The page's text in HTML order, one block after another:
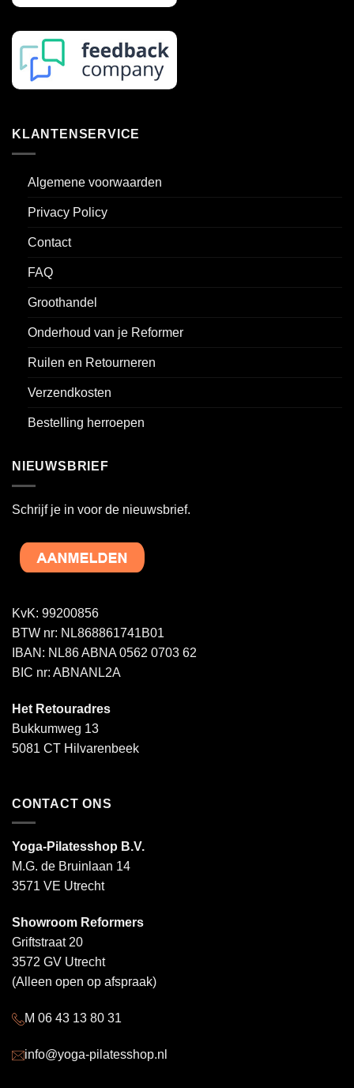
KLANTENSERVICE
Algemene voorwaarden
Privacy Policy
Contact
FAQ
Groothandel
Onderhoud van je Reformer
Ruilen en Retourneren
Verzendkosten
Bestelling herroepen
NIEUWSBRIEF
Schrijf je in voor de nieuwsbrief.
KvK: 99200856
BTW nr: NL868861741B01
IBAN: NL86 ABNA 0562 0703 62
BIC nr: ABNANL2A
Het Retouradres
Bukkumweg 13
5081 CT Hilvarenbeek
CONTACT ONS
Yoga-Pilatesshop B.V.
M.G. de Bruinlaan 14
3571 VE Utrecht
Showroom Reformers
Griftstraat 20
3572 GV Utrecht
(Alleen open op afspraak)
M 06 43 13 80 31
info@yoga-pilatesshop.nl